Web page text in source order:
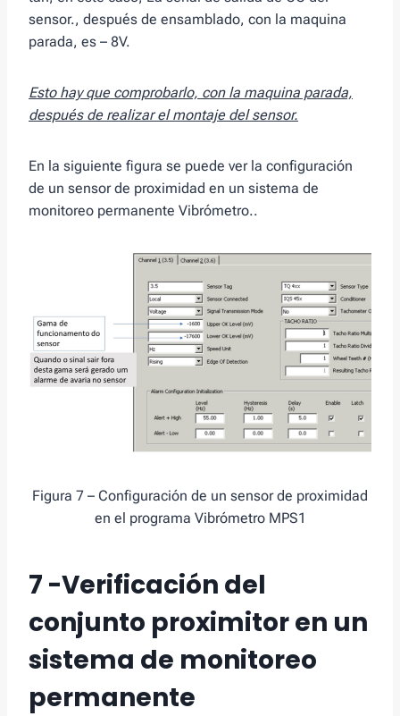
sensor., después de ensamblado, con la maquina
parada, es – 8V.
Esto hay que comprobarlo, con la maquina parada,
después de realizar el montaje del sensor.
En la siguiente figura se puede ver la configuración
de un sensor de proximidad en un sistema de
monitoreo permanente Vibrómetro..
Figura 7 – Configuración de un sensor de proximidad
en el programa Vibrómetro MPS1
7 -Verificación del
conjunto proximitor en un
sistema de monitoreo
permanente